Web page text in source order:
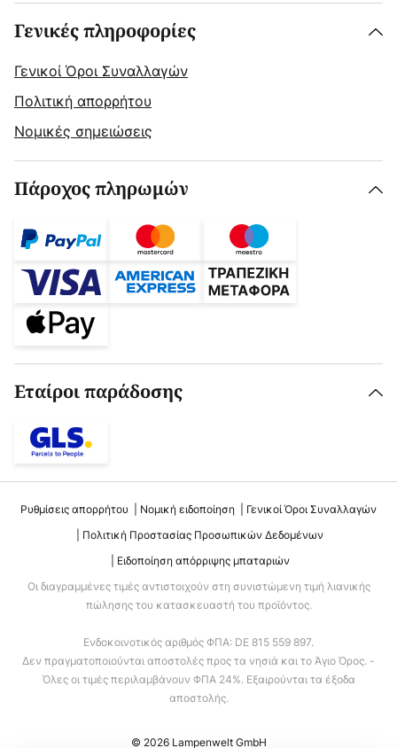
Γενικές πληροφορίες
Γενικοί Όροι Συναλλαγών
Πολιτική απορρήτου
Νομικές σημειώσεις
Πάροχος πληρωμών
Εταίροι παράδοσης
Ρυθμίσεις απορρήτου Νομική ειδοποίηση
Γενικοί Όροι Συναλλαγών
Πολιτική Προστασίας Προσωπικών Δεδομένων
Ειδοποίηση απόρριψης μπαταριών
Οι διαγραμμένες τιμές αντιστοιχούν στη συνιστώμενη τιμή λιανικής
πώλησης του κατασκευαστή του προϊόντος.
Ενδοκοινοτικός αριθμός ΦΠΑ: DE 815 559 897.
Δεν πραγματοποιούνται αποστολές προς τα νησιά και το Άγιο Όρος. -
Όλες οι τιμές περιλαμβάνουν ΦΠΑ 24%. Εξαιρούνται τα έξοδα
αποστολής.
© 2026 Lampenwelt GmbH